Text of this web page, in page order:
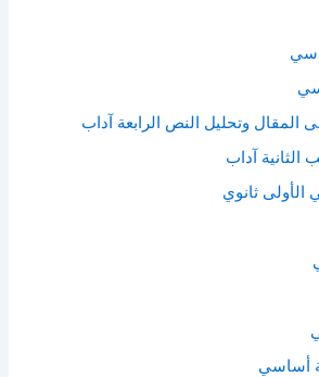
المقال وتحليل النص الرابعة آداب
الثانية آداب
الأولى ثانوي
أساسي